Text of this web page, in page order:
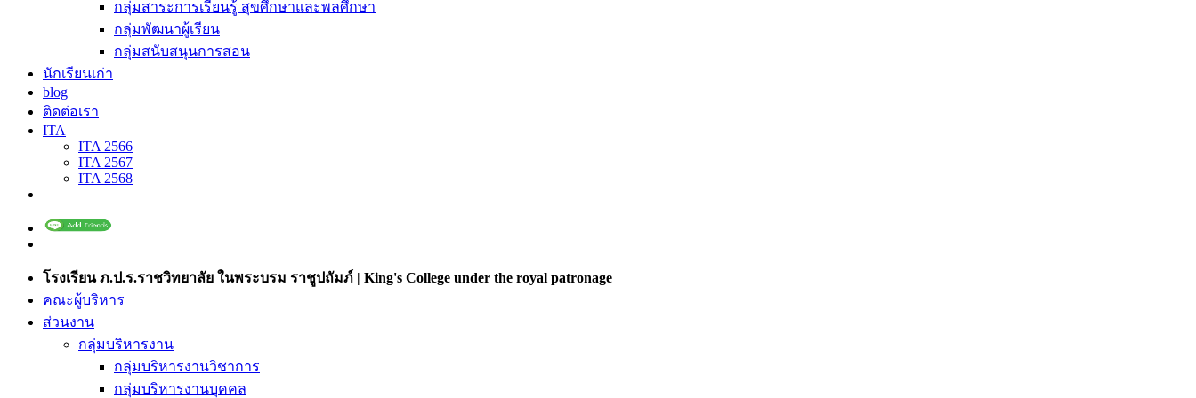
กลุ่มสาระการเรียนรู้ สุขศึกษาและพลศึกษา
กลุ่มพัฒนาผู้เรียน
กลุ่มสนับสนุนการสอน
นักเรียนเก่า
blog
ติดต่อเรา
ITA
ITA 2566
ITA 2567
ITA 2568
โรงเรียน ภ.ป.ร.ราชวิทยาลัย ในพระบรม ราชูปถัมภ์ | King's College under the royal patronage
คณะผู้บริหาร
ส่วนงาน
กลุ่มบริหารงาน
กลุ่มบริหารงานวิชาการ
กลุ่มบริหารงานบุคคล